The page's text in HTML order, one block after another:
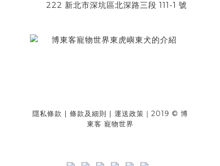
222 新北市深坑區北深路三段 111-1 號
隱私條款 | 條款及細則 | 運送政策 ｜2019 © 博
東客 寵物世界